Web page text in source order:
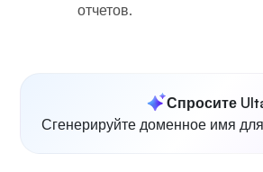
отчетов.
Спросите
Сгенерируйте доменное имя